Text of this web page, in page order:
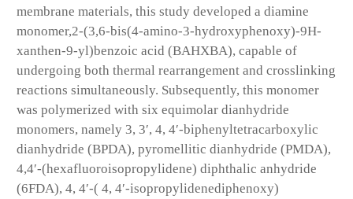
membrane materials, this study developed a diamine
monomer,2-(3,6-bis(4-amino-3-hydroxyphenoxy)-9H-
xanthen-9-yl)benzoic acid (BAHXBA), capable of
undergoing both thermal rearrangement and crosslinking
reactions simultaneously. Subsequently, this monomer
was polymerized with six equimolar dianhydride
monomers, namely 3, 3′, 4, 4′-biphenyltetracarboxylic
dianhydride (BPDA), pyromellitic dianhydride (PMDA),
4,4′-(hexafluoroisopropylidene) diphthalic anhydride
(6FDA), 4, 4′-( 4, 4′-isopropylidenediphenoxy)